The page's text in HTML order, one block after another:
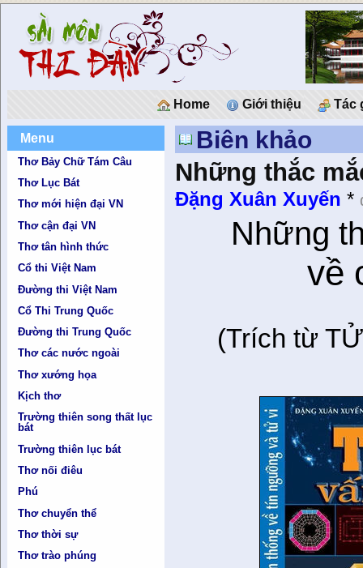
Home Giới thiệu Tác
Menu
Thơ Bảy Chữ Tám Câu
Thơ Lục Bát
Thơ mới hiện đại VN
Thơ cận đại VN
Thơ tân hình thức
Cổ thi Việt Nam
Đường thi Việt Nam
Cổ Thi Trung Quốc
Đường thi Trung Quốc
Thơ các nước ngoài
Thơ xướng họa
Kịch thơ
Trường thiên song thất lục
bát
Trường thiên lục bát
Thơ nối điêu
Phú
Thơ chuyển thể
Thơ thời sự
Thơ trào phúng
Biên khảo
Những thắc
Đặng Xuân Xuyến *
Những
về
(Trích từ